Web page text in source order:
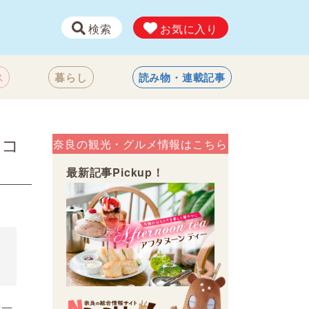
検索 お気に入り
暮らし 読み物・連載記事
奈良の観光・グルメ情報はこちら
最新記事Pickup！